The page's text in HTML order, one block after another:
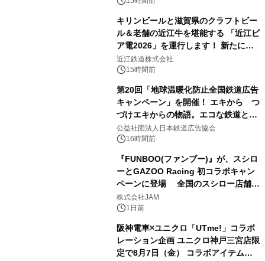
キリンビールと滋賀県のクラフトビー
ル＆老舗の近江牛を堪能する 「近江ビ
ア電2026」を運行します！ 新たに
「長濱浪漫ビール」が参加！キリン一
番搾り飲み放題が復活！
近江鉄道株式会社
15時間前
第20回「地球温暖化防止全国鉄道広告
キャンペーン」を開催！ エキから つ
づけエキからの物語。エコな鉄道とと
もに。
公益社団法人日本鉄道広告協会
16時間前
『FUNBOO(ファンブー)』が、スシロ
ーとGAZOO Racing 初コラボキャン
ペーンに登場 全国のスシロー店舗で
GR 4車種の FUNBOO(ミニカー)付き
メニューが展開されます
株式会社JAM
1日前
阪神電車×ユニクロ「UTme!」コラボ
レーション企画 ユニクロ神戸三宮店限
定で8月7日（金） コラボアイテムが